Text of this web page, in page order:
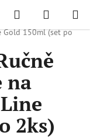
Hledat
KOŠÍK
Crystal Ručně
Gold 150ml (set po
na
2ks)